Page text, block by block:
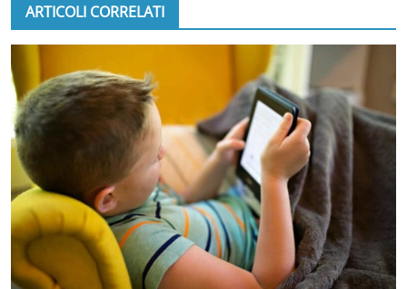
ARTICOLI CORRELATI